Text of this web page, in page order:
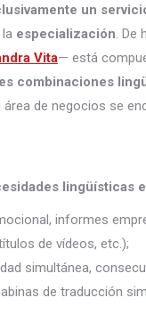
un
especialización .
Vita— está
combinaciones
de negocios se
lingüísticas
informes
de vídeos, etc.);
simultánea,
de traducción